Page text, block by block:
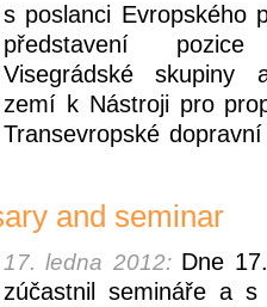
s poslanci Evropského
představení
Visegrádské skupiny
zemí k Nástroji pro
Transevropské
and seminar
17. ledna 2012: Dne
zúčastnil semináře a